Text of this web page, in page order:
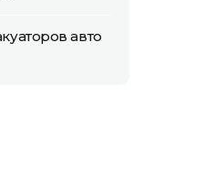
авто